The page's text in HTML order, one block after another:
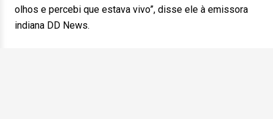
olhos e percebi que estava vivo”, disse ele à emissora
indiana DD News.